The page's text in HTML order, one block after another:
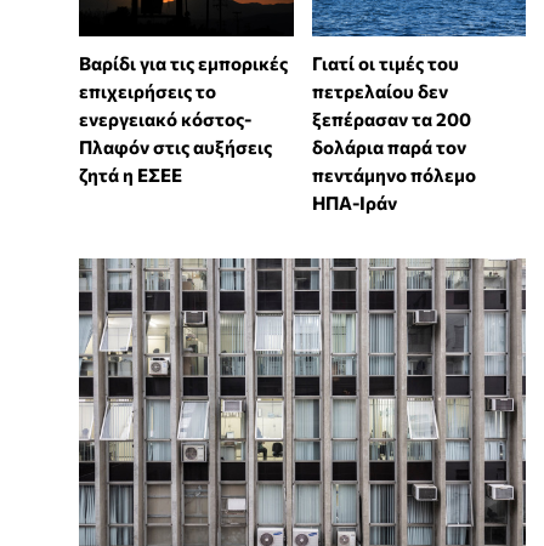
Βαρίδι για τις εμπορικές
επιχειρήσεις το
ενεργειακό κόστος-
Πλαφόν στις αυξήσεις
ζητά η ΕΣΕΕ
Γιατί οι τιμές του
πετρελαίου δεν
ξεπέρασαν τα 200
δολάρια παρά τον
πεντάμηνο πόλεμο
ΗΠΑ-Ιράν